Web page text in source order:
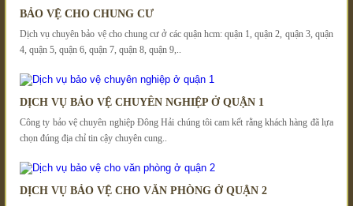
BẢO VỆ CHO CHUNG CƯ
Dịch vụ chuyên bảo vệ cho chung cư ở các quận hcm: quận 1, quận 2, quận 3, quận
4, quận 5, quận 6, quận 7, quận 8, quận 9,..
DỊCH VỤ BẢO VỆ CHUYÊN NGHIỆP Ở QUẬN 1
Công ty bảo vệ chuyên nghiệp Đông Hải chúng tôi cam kết rằng khách hàng đã lựa
chọn đúng địa chỉ tin cậy chuyên cung..
DỊCH VỤ BẢO VỆ CHO VĂN PHÒNG Ở QUẬN 2